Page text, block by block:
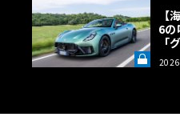
【
6の
「
ロ